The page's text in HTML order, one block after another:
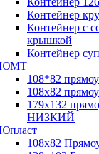
Контейнер
Контейнер с
крышкой
Контейнер
108*82
108х82
179х132
НИЗКИЙ
108х82